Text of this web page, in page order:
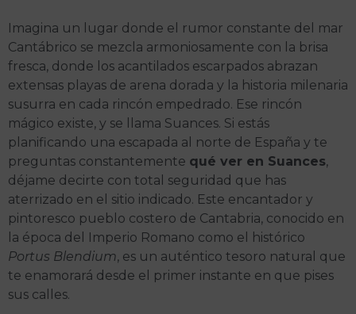
Imagina un lugar donde el rumor constante del mar
Cantábrico se mezcla armoniosamente con la brisa
fresca, donde los acantilados escarpados abrazan
extensas playas de arena dorada y la historia milenaria
susurra en cada rincón empedrado. Ese rincón
mágico existe, y se llama Suances. Si estás
planificando una escapada al norte de España y te
preguntas constantemente qué ver en Suances,
déjame decirte con total seguridad que has
aterrizado en el sitio indicado. Este encantador y
pintoresco pueblo costero de Cantabria, conocido en
la época del Imperio Romano como el histórico
Portus Blendium, es un auténtico tesoro natural que
te enamorará desde el primer instante en que pises
sus calles.